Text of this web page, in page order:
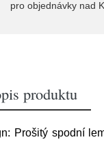
pro objednávky nad
produktu
Prošitý spodní